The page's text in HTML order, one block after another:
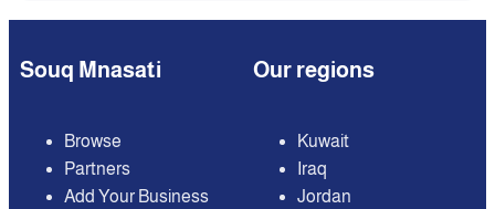
Souq Mnasati
Browse
Partners
Add Your Business
Our regions
Kuwait
Iraq
Jordan